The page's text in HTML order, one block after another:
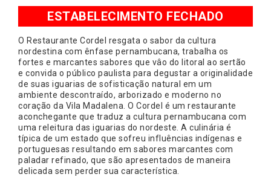
ESTABELECIMENTO FECHADO
O Restaurante Cordel resgata o sabor da cultura
nordestina com ênfase pernambucana, trabalha os
fortes e marcantes sabores que vâo do litoral ao sertão
e convida o público paulista para degustar a originalidade
de suas iguarias de sofisticação natural em um
ambiente descontraído, arborizado e moderno no
coração da Vila Madalena. O Cordel é um restaurante
aconchegante que traduz a cultura pernambucana com
uma releitura das iguarias do nordeste. A culinária é
típica de um estado que sofreu influências indígenas e
portuguesas resultando em sabores marcantes com
paladar refinado, que são apresentados de maneira
delicada sem perder sua característica.